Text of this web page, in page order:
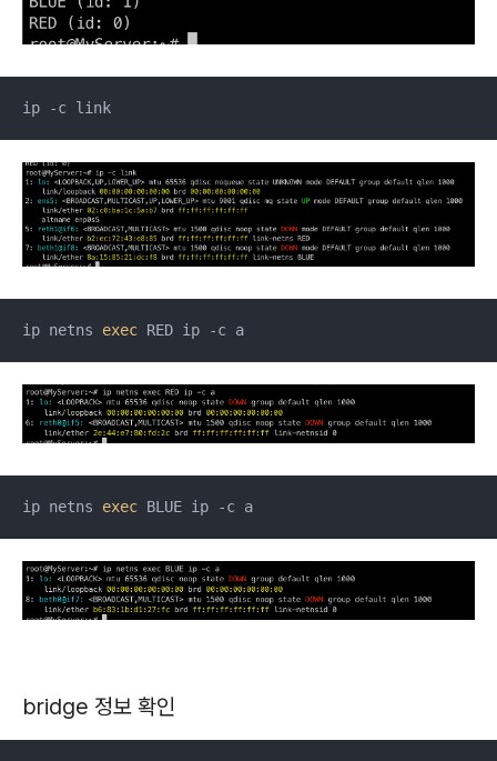
ip -c link
ip netns exec RED ip -c a
ip netns exec BLUE ip -c a
bridge 정보 확인